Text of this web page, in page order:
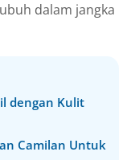
dalam jangka
dengan Kulit
Camilan Untuk